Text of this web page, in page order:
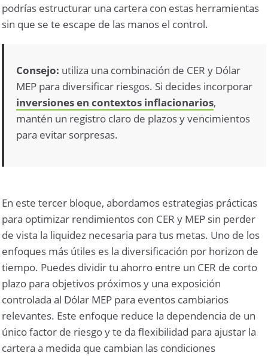
podrías estructurar una cartera con estas herramientas
sin que se te escape de las manos el control.
Consejo: utiliza una combinación de CER y Dólar
MEP para diversificar riesgos. Si decides incorporar
inversiones en contextos inflacionarios,
mantén un registro claro de plazos y vencimientos
para evitar sorpresas.
En este tercer bloque, abordamos estrategias prácticas
para optimizar rendimientos con CER y MEP sin perder
de vista la liquidez necesaria para tus metas. Uno de los
enfoques más útiles es la diversificación por horizon de
tiempo. Puedes dividir tu ahorro entre un CER de corto
plazo para objetivos próximos y una exposición
controlada al Dólar MEP para eventos cambiarios
relevantes. Este enfoque reduce la dependencia de un
único factor de riesgo y te da flexibilidad para ajustar la
cartera a medida que cambian las condiciones